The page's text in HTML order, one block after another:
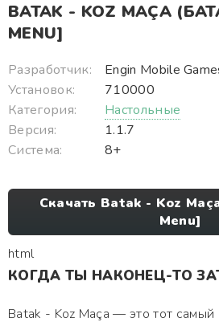
BATAK - KOZ MAÇA
MENU]
Разработчик:
Engin Mobile
Установок:
710000
Категория:
Настольные
Версия:
1.1.7
Система:
8+
Скачать Batak - Koz
Menu]
html
КОГДА ТЫ НАКОНЕЦ-ТО
Batak - Koz Maça — это тот самый